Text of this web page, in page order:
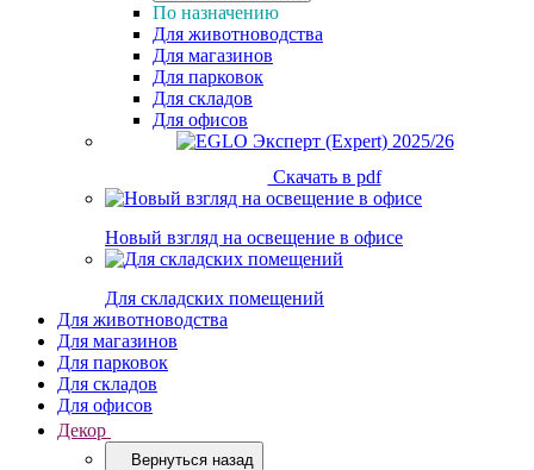
По назначению
Для животноводства
Для магазинов
Для парковок
Для складов
Для офисов
Скачать в pdf
Новый взгляд на освещение в офисе
Для складских помещений
Для животноводства
Для магазинов
Для парковок
Для складов
Для офисов
Декор
Вернуться назад